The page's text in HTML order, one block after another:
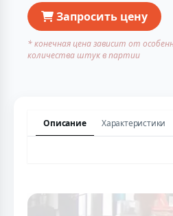
Запросить цену
* конечная цена зависит от
количества штук в партии
Описание Характеристики